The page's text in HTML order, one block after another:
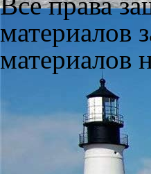
материалов
материалов